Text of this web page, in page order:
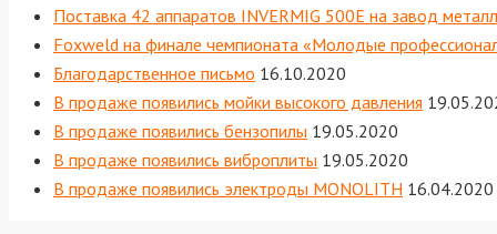
Поставка 42 аппаратов INVERMIG 500E на завод
Foxweld на финале чемпионата «Молодые
Благодарственное письмо 16.10.2020
В продаже появились мойки высокого давления
В продаже появились бензопилы 19.05.2020
В продаже появились виброплиты 19.05.2020
В продаже появились электроды MONOLITH 16.04.2020